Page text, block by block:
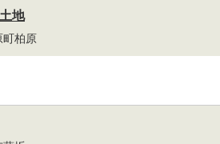
地
町柏原